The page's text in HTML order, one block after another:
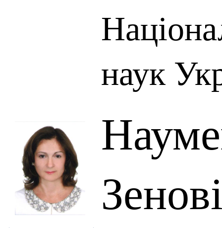
наук